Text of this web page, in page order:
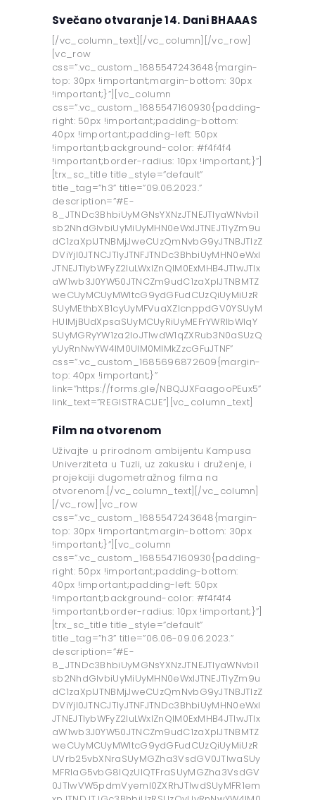
Svečano otvaranje 14. Dani BHAAAS
[/vc_column_text][/vc_column][/vc_row]
[vc_row
css=”.vc_custom_1685547243648{margin-
top: 30px !important;margin-bottom: 30px
!important;}”][vc_column
css=”.vc_custom_1685547160930{padding-
right: 50px !important;padding-bottom:
40px !important;padding-left: 50px
!important;background-color: #f4f4f4
!important;border-radius: 10px !important;}”]
[trx_sc_title title_style=”default”
title_tag=”h3” title=”09.06.2023.”
description=”#E-
8_JTNDc3BhbiUyMGNsYXNzJTNEJTIyaWNvbi1
sb2NhdGlvbiUyMiUyMHN0eWxlJTNEJTIyZm9u
dC1zaXplJTNBMjJweCUzQmNvbG9yJTNBJTIzZ
DViYjI0JTNCJTIyJTNFJTNDc3BhbiUyMHN0eWxl
JTNEJTIybWFyZ2luLWxlZnQlM0ExMHB4JTIwJTIx
aW1wb3J0YW50JTNCZm9udC1zaXplJTNBMTZ
weCUyMCUyMWltcG9ydGFudCUzQiUyMiUzR
SUyMEthbXB1cyUyMFVuaXZlcnppdGV0YSUyM
HUlMjBUdXpsaSUyMCUyRiUyMEFrYWRlbWlqY
SUyMGRyYW1za2loJTIwdW1qZXRub3N0aSUzQ
yUyRnNwYW4lM0UlM0MlMkZzcGFuJTNF”
css=”.vc_custom_1685696872609{margin-
top: 40px !important;}”
link=”https://forms.gle/NBQJJXFaagooPEux5”
link_text=”REGISTRACIJE”][vc_column_text]
Film na otvorenom
Uživajte u prirodnom ambijentu Kampusa
Univerziteta u Tuzli, uz zakusku i druženje, i
projekciji dugometražnog filma na
otvorenom.[/vc_column_text][/vc_column]
[/vc_row][vc_row
css=”.vc_custom_1685547243648{margin-
top: 30px !important;margin-bottom: 30px
!important;}”][vc_column
css=”.vc_custom_1685547160930{padding-
right: 50px !important;padding-bottom:
40px !important;padding-left: 50px
!important;background-color: #f4f4f4
!important;border-radius: 10px !important;}”]
[trx_sc_title title_style=”default”
title_tag=”h3” title=”06.06-09.06.2023.”
description=”#E-
8_JTNDc3BhbiUyMGNsYXNzJTNEJTIyaWNvbi1
sb2NhdGlvbiUyMiUyMHN0eWxlJTNEJTIyZm9u
dC1zaXplJTNBMjJweCUzQmNvbG9yJTNBJTIzZ
DViYjI0JTNCJTIyJTNFJTNDc3BhbiUyMHN0eWxl
JTNEJTIybWFyZ2luLWxlZnQlM0ExMHB4JTIwJTIx
aW1wb3J0YW50JTNCZm9udC1zaXplJTNBMTZ
weCUyMCUyMWltcG9ydGFudCUzQiUyMiUzR
UVrb25vbXNraSUyMGZha3VsdGV0JTIwaSUy
MFRlaG5vbG8lQzUlQTFraSUyMGZha3VsdGV
0JTIwVW5pdmVyeml0ZXRhJTIwdSUyMFR1em